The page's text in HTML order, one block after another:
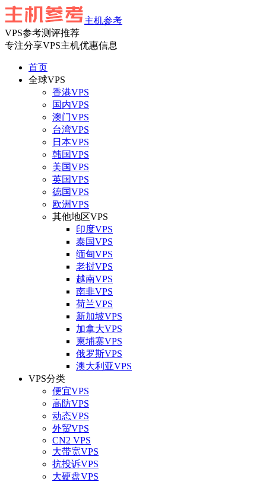
主机参考
VPS参考测评推荐
专注分享VPS主机优惠信息
首页
全球VPS
香港VPS
国内VPS
澳门VPS
台湾VPS
日本VPS
韩国VPS
美国VPS
英国VPS
德国VPS
欧洲VPS
其他地区VPS
印度VPS
泰国VPS
缅甸VPS
老挝VPS
越南VPS
南非VPS
荷兰VPS
新加坡VPS
加拿大VPS
柬埔寨VPS
俄罗斯VPS
澳大利亚VPS
VPS分类
便宜VPS
高防VPS
动态VPS
外贸VPS
CN2 VPS
大带宽VPS
抗投诉VPS
大硬盘VPS